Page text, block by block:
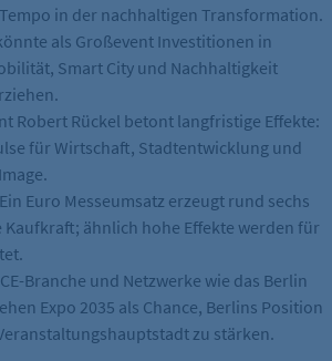
in der nachhaltigen Transformation.
als Großevent Investitionen in
Smart City und Nachhaltigkeit
Robert Rückel betont langfristige Effekte:
für Wirtschaft, Stadtentwicklung und
Euro Messeumsatz erzeugt rund sechs
Kaufkraft; ähnlich hohe Effekte werden für
Branche und Netzwerke wie das Berlin
Expo 2035 als Chance, Berlins Position
zu stärken.